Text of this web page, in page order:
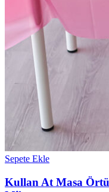
Sepete Ekle
Kullan At Masa